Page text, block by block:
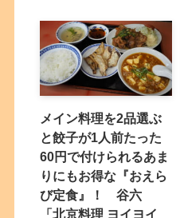
メイン料理を2品選ぶ
と餃子が1人前たった
60円で付けられるあま
りにもお得な『おえら
び定食』！ 谷六
「北京料理 ヨイヨイ